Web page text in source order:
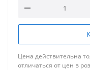
Цена действительна
отличаться от цен в